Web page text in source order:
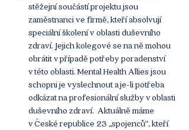
stěžejní součástí projektu jsou
zaměstnanci ve firmě, kteří absolvují
speciální školení v oblasti duševního
zdraví. Jejich kolegové se na ně mohou
obrátit v případě potřeby poradenství
v této oblasti. Mental Health Allies jsou
schopni je vyslechnout a je-li potřeba
odkázat na profesionální služby v oblasti
duševního zdraví.  Aktuálně máme
v České republice 23 „spojenců“, kteří